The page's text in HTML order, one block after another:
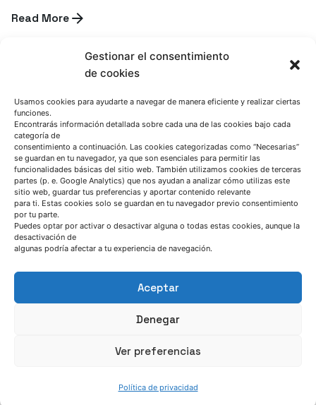
Gestionar el consentimiento
de cookies
Usamos cookies para ayudarte a navegar de manera eficiente y realizar ciertas
funciones.
Encontrarás información detallada sobre cada una de las cookies bajo cada
categoría de
consentimiento a continuación. Las cookies categorizadas como “Necesarias”
se guardan en tu navegador, ya que son esenciales para permitir las
funcionalidades básicas del sitio web. También utilizamos cookies de terceras
partes (p. e. Google Analytics) que nos ayudan a analizar cómo utilizas este
sitio web, guardar tus preferencias y aportar contenido relevante
para ti. Estas cookies solo se guardan en tu navegador previo consentimiento
por tu parte.
Puedes optar por activar o desactivar alguna o todas estas cookies, aunque la
desactivación de
algunas podría afectar a tu experiencia de navegación.
Aceptar
Denegar
Ver preferencias
Política de privacidad
Read MoreAzterlan Team
verano de 2026
Noticia
Read MoreAzterlan Team
junio 30, 2026
CAESAR demuestra que las chatarras de
acero de baja calidad pueden convertirse
en una materia prima estratégica para la
Noticia